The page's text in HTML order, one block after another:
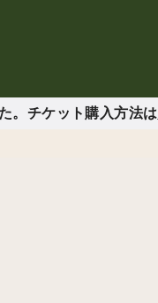
。チケット購入方法は